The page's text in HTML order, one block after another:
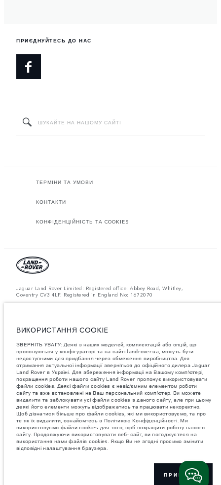
ПРИЄДНУЙТЕСЬ ДО НАС
ТЕРМІНИ ТА УМОВИ
КОНТАКТИ
КОНФІДЕНЦІЙНІСТЬ ТА COOKIES
Jaguar Land Rover Limited: Registered office: Abbey Road, Whitley,
Coventry CV3 4LF. Registered in England No: 1672070
отримання актуальної інформації зверніться до офіційного дилера
Jaguar Land Rover в Україні.
Важливе зауваження щодо зображень та специфікацій.Глобальний
дефіцит напівпровідників наразі впливає на специфікації збірки,
доступність опцій і терміни виготовлення автомобілів. Це дуже
динамічна ситуація, і, як наслідок, зображення, які зараз
використовуються на вебсайті, можуть не повністю відображати
поточні специфікації, опції, варіанти оздоблення та кольорові рішення.
Будь ласка, зв'яжіться з офіційним дилером для отримання детальної
інформації.
Jaguar Land Rover Limited постійно шукає шляхи поліпшити технічні
характеристики, дизайн і виробництво своїх автомобілів, деталей та
аксесуарів, зміни відбуваються постійно, і ми залишаємо за собою
право вносити зміни без попереднього повідомлення. Деякі функції
можуть відрізнятися від додаткових до стандартних для різних років
моделі. Інформація, технічні характеристики, двигуни і кольори на
цьому веб-сайті базуються на європейській специфікації і можуть
відрізнятися від ринку до ринку і можуть бути змінені без попереднього
аксесуарами, можуть бути доступні не на всіх ринках та відрізнятися
від запропонованих у салонах дилерських центрів. Будь ласка,
зв'яжіться з офіційним дилером, щоб дізнатися про наявність і
ВИКОРИСТАННЯ COOKIE
ЗВЕРНІТЬ УВАГУ: Деякі з наших моделей, комплектацій або опцій, що
пропонуються у конфігураторі та на сайті landrover.ua, можуть бути
недоступними для придбання через обмеження виробництва. Для
отримання актуальної інформації зверніться до офіційного дилера Jaguar
Land Rover в Україні. Для збереження інформаціі на Вашому комп’ютері,
покращення роботи нашого сайту Land Rover пропонує використовувати
файли cookies. Деякі файли cookies є невід’ємним елементом роботи
сайту та вже встановлені на Ваш персональний комп’ютер. Ви можете
видалити та заблокувати усі файли cookies з даного сайту, але при цьому
деякі його елементи можуть відображатись та працювати некоректно.
Щоб дізнатися більше про файли cookies, які ми використовуємо, та про
те як їх видалити, ознайомтесь з Політикою Конфіденційності. Ми
використовуємо файли cookies для того, щоб покращити роботу нашого
сайту. Продовжуючи використовувати веб-сайт, ви погоджуєтеся на
використання нами файлів cookies. Якщо Ви не згодні просимо змінити
відповідні налаштування браузера.
ПРИЙНЯТИ